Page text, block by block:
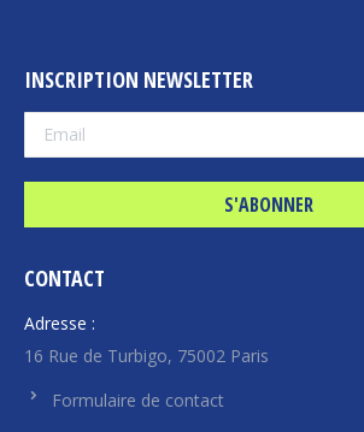
INSCRIPTION NEWSLETTER
CONTACT
Adresse :
16 Rue de Turbigo, 75002 Paris
Formulaire de contact